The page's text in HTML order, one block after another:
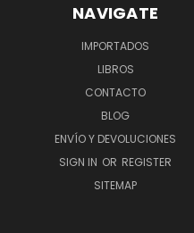
NAVIGATE
IMPORTADOS
LIBROS
CONTACTO
BLOG
ENVÍO Y DEVOLUCIONES
SIGN IN OR REGISTER
SITEMAP